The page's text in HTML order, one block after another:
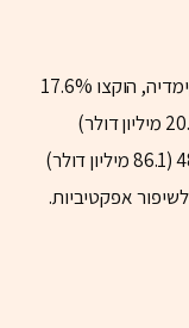
נתוני התקציב של ויקיפדיה: לפי דיווחי קרן ויקימדיה, הוקצו 17.6%
(31.2 מיליון דולר) לתחום השוויון ו-11.6% (20.5 מיליון דולר)
לתחום הבטיחות וההכלה. לעומת זאת, 48.7% (86.1 מיליון דולר)